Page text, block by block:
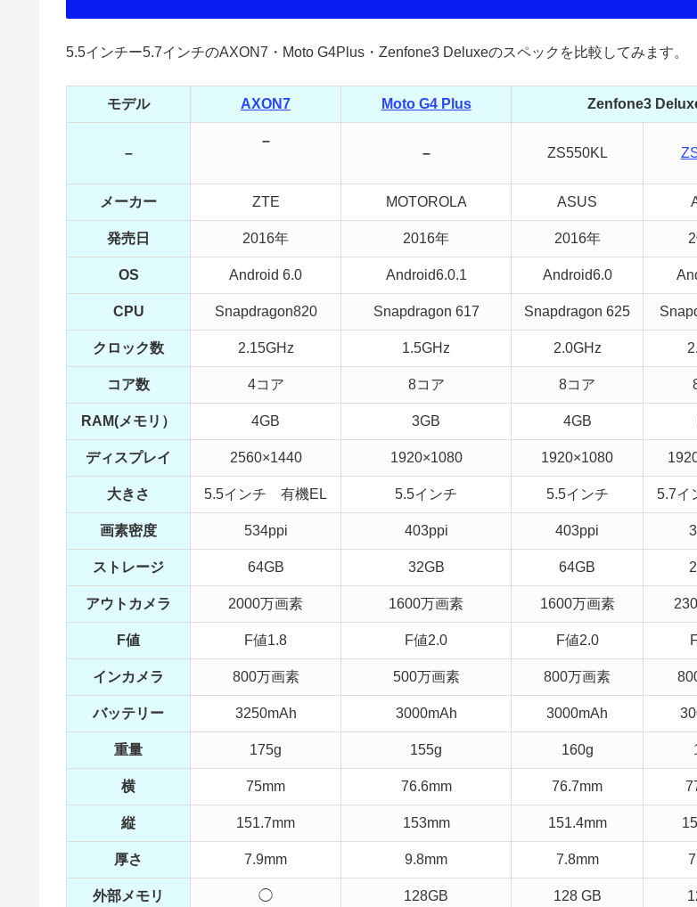
5.5インチー5.7インチのAXON7・Moto G4Plus・Zenfone3 Deluxeのスペックを比較してみます。
モデル AXON7 Moto G4 Plus Zenfone3
–
–
–
ZS550KL
メーカー ZTE MOTOROLA ASUS
発売日 2016年 2016年 2016年
OS Android 6.0 Android6.0.1 Android6.0
CPU Snapdragon820 Snapdragon 617 Snapdragon 625
クロック数 2.15GHz 1.5GHz 2.0GHz
コア数 4コア 8コア 8コア
RAM(メモリ） 4GB 3GB 4GB
ディスプレイ 2560×1440 1920×1080 1920×1080
大きさ 5.5インチ 有機EL 5.5インチ 5.5インチ 5.7イ
画素密度 534ppi 403ppi 403ppi
ストレージ 64GB 32GB 64GB
アウトカメラ 2000万画素 1600万画素 1600万画素
F値 F値1.8 F値2.0 F値2.0
インカメラ 800万画素 500万画素 800万画素
バッテリー 3250mAh 3000mAh 3000mAh
重量 175g 155g 160g
横 75mm 76.6mm 76.7mm
縦 151.7mm 153mm 151.4mm
厚さ 7.9mm 9.8mm 7.8mm
外部メモリ ◯ 128GB 128 GB